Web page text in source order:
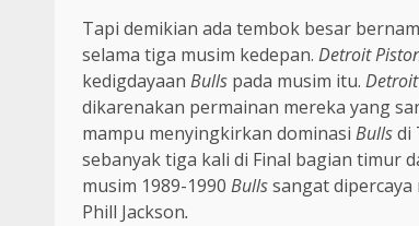
Tapi demikian ada tembok besar
selama tiga musim kedepan. Detroit
kedigdayaan Bulls pada musim itu.
dikarenakan permainan mereka yang
mampu menyingkirkan dominasi Bullsdi
sebanyak tiga kali di Final bagian timur
musim 1989-1990 Bullssangat dipercaya
Phill Jackson.